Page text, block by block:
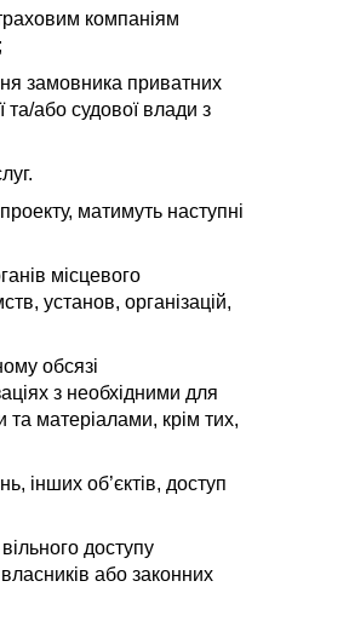
компаніям
замовника приватних
та/або судової влади з
матимуть наступні
місцевого
установ, організацій,
обсязі
з необхідними для
та матеріалами, крім тих,
інших об’єктів, доступ
доступу
або законних